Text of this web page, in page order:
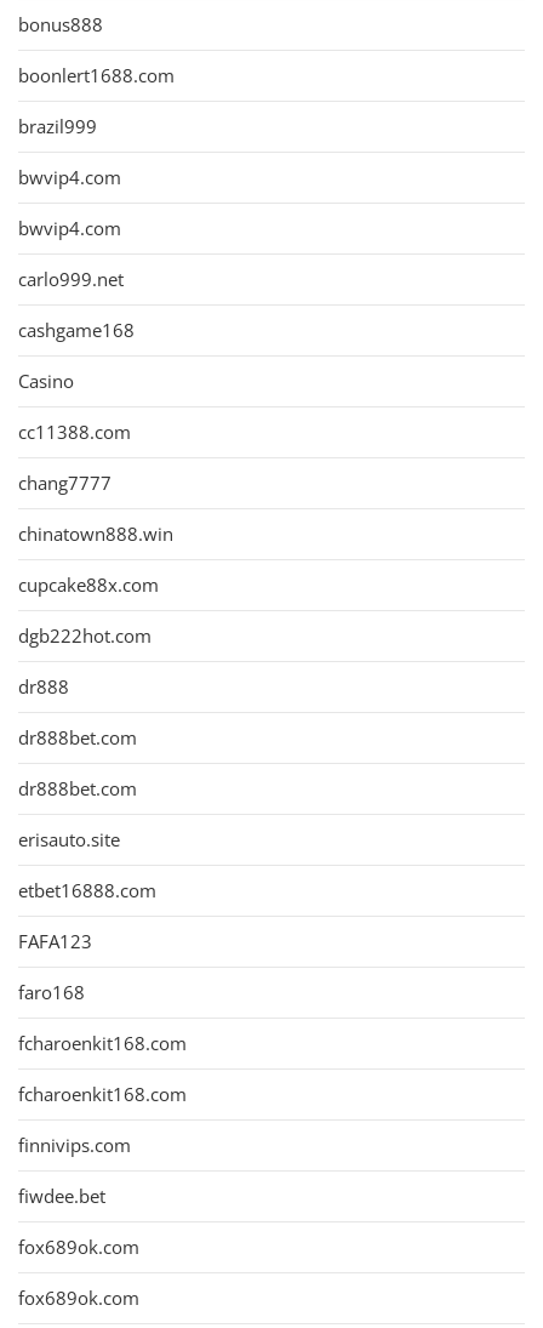
bonus888
boonlert1688.com
brazil999
bwvip4.com
bwvip4.com
carlo999.net
cashgame168
Casino
cc11388.com
chang7777
chinatown888.win
cupcake88x.com
dgb222hot.com
dr888
dr888bet.com
dr888bet.com
erisauto.site
etbet16888.com
FAFA123
faro168
fcharoenkit168.com
fcharoenkit168.com
finnivips.com
fiwdee.bet
fox689ok.com
fox689ok.com